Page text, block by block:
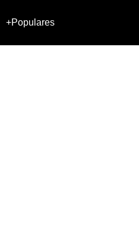
+Populares